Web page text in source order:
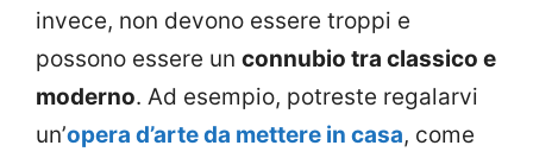
invece, non devono essere troppi e
possono essere un connubio tra classico e
moderno. Ad esempio, potreste regalarvi
un’opera d’arte da mettere in casa, come